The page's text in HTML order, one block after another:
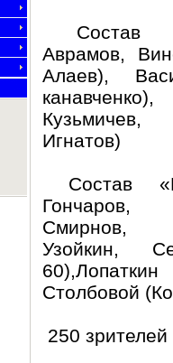
Состав
Аврамов,
Алаев),
Игнатов)
Состав
Гончаров,
Смирнов,
Узойкин,
Столбовой
250 зрителей